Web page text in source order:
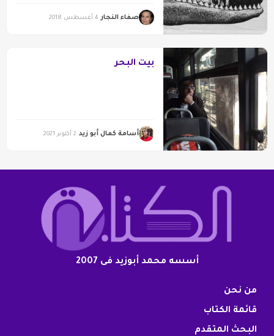
صفاء النجار 4 أغسطس 2018
بيت البحر
أسامة كمال أبو زيد 2 أكتوبر 2021
أسسه محمد أبوزيد فى 2007
من نحن
قائمة الكتاب
البحث المتقدم